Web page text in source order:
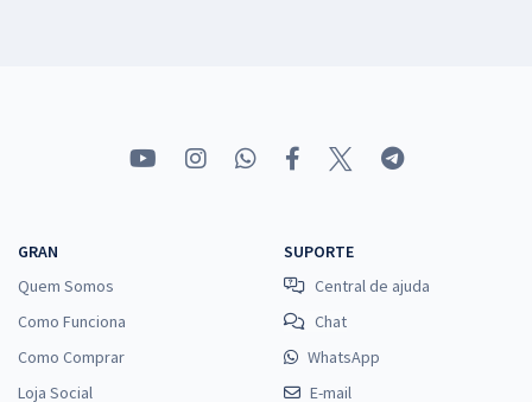
GRAN
Quem Somos
Como Funciona
Como Comprar
Loja Social
SUPORTE
Central de ajuda
Chat
WhatsApp
E-mail